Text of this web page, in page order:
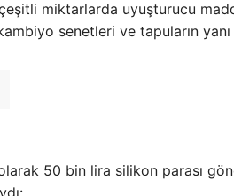
miktarlarda uyuşturucu
senetleri ve tapuların